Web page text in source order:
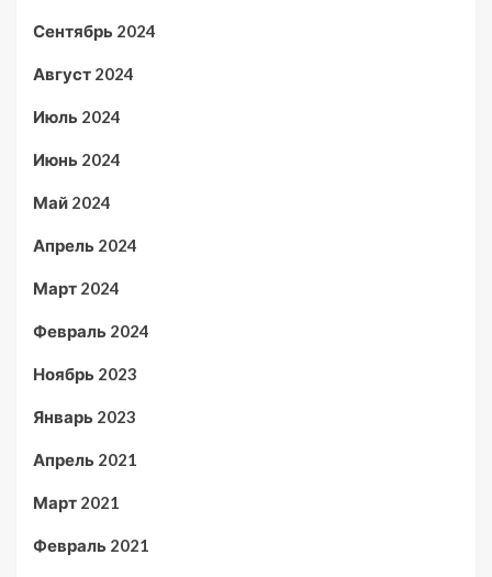
Сентябрь 2024
Август 2024
Июль 2024
Июнь 2024
Май 2024
Апрель 2024
Март 2024
Февраль 2024
Ноябрь 2023
Январь 2023
Апрель 2021
Март 2021
Февраль 2021